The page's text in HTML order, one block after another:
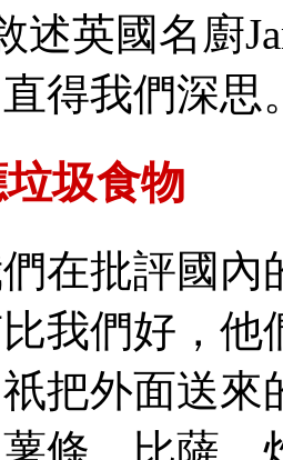
述英國名廚
得我們深思
圾食物
批評國內
我們好，他
把外面送來
條、比薩